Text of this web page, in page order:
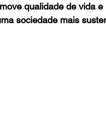
qualidade de vida
sociedade mais